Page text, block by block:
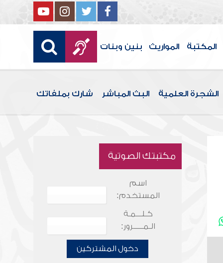
المكتبة المواريث بنين وبنات
الشجرة العلمية البث المباشر شارك بملفاتك
مكتبتك الصوتية
اسم
المستخدم:
كـلـــمـة
الـمـــــرور:
دخول المشتركين